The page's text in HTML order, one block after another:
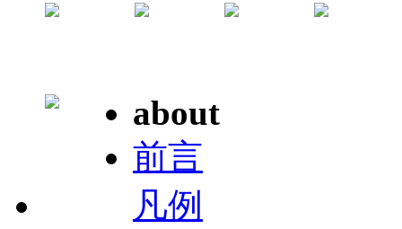
about
前言
凡例